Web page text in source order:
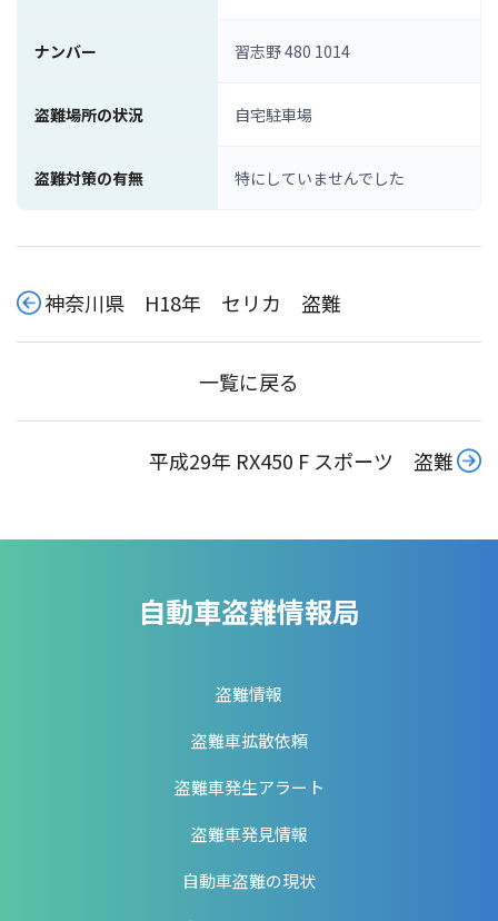
ナンバー 習志野 480 1014
盗難場所の状況 自宅駐車場
盗難対策の有無 特にしていませんでした
神奈川県 H18年 セリカ 盗難
一覧に戻る
平成29年 RX450 F スポーツ 盗難
自動車盗難情報局
盗難情報
盗難車拡散依頼
盗難車発生アラート
盗難車発見情報
自動車盗難の現状